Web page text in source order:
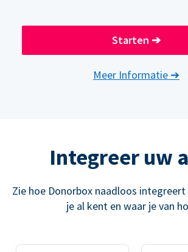
Starten ➔
Meer Informatie ➔
Integreer uw
Zie hoe Donorbox naadloos
je al kent en waar je van